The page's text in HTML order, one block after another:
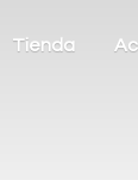
Tienda